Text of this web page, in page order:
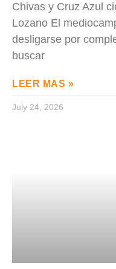
Chivas y Cruz Azul
Lozano El
desligarse por
buscar
LEER MAS »
July 24, 2026